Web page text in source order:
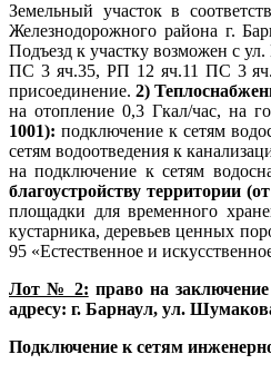
Земельный участок в
Железнодорожного района г.
Подъезд к участку возможен с
ПС 3 яч.35, РП 12 яч.11 ПС 3
присоединение.2)
на отопление 0,3 Гкал/час, на
1001): подключение к сетям
сетям водоотведения к
на подключение к сетям
благоустройству территории
площадки для временного
кустарника, деревьев ценных
95 «Естественное и
Лот № 2: право на
адресу: г. Барнаул, ул.
Подключение к сетям